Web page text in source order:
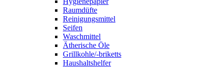
Raumdüfte
Reinigungsmittel
Seifen
Waschmittel
Ätherische Öle
Grillkohle/-briketts
Haushaltshelfer